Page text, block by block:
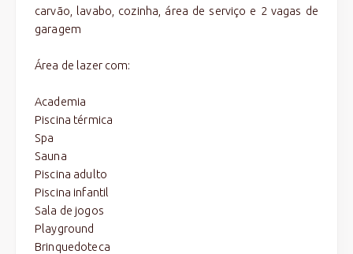
carvão, lavabo, cozinha, área de serviço e 2 vagas de
garagem
Área de lazer com:
Academia
Piscina térmica
Spa
Sauna
Piscina adulto
Piscina infantil
Sala de jogos
Playground
Brinquedoteca